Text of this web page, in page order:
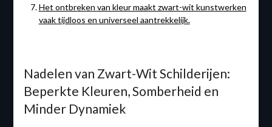
Het ontbreken van kleur maakt zwart-wit kunstwerken
vaak tijdloos en universeel aantrekkelijk.
Nadelen van Zwart-Wit Schilderijen:
Beperkte Kleuren, Somberheid en
Minder Dynamiek